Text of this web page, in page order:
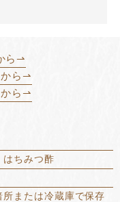
ら⇀
から⇀
から⇀
はちみつ酢
所または冷蔵庫で保存